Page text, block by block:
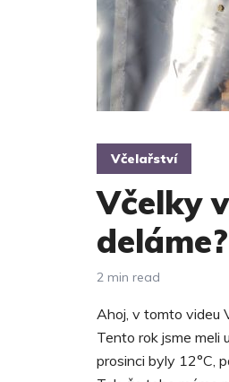
Včelařství
Včelky
deláme?
2 min read
Ahoj, v tomto videu
Tento rok jsme meli
prosinci byly 12°C,